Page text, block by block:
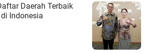
Daerah Terbaik
Indonesia